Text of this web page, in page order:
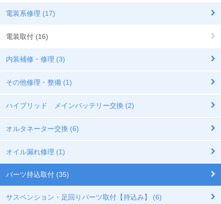
電装系修理 (17)
電装取付 (16)
内装補修・修理 (3)
その他修理・整備 (1)
ハイブリッド メインバッテリー交換 (2)
オルタネーター交換 (6)
オイル漏れ修理 (1)
パーツ持込取付 (35)
サスペンション・足回りパーツ取付【持込み】 (6)